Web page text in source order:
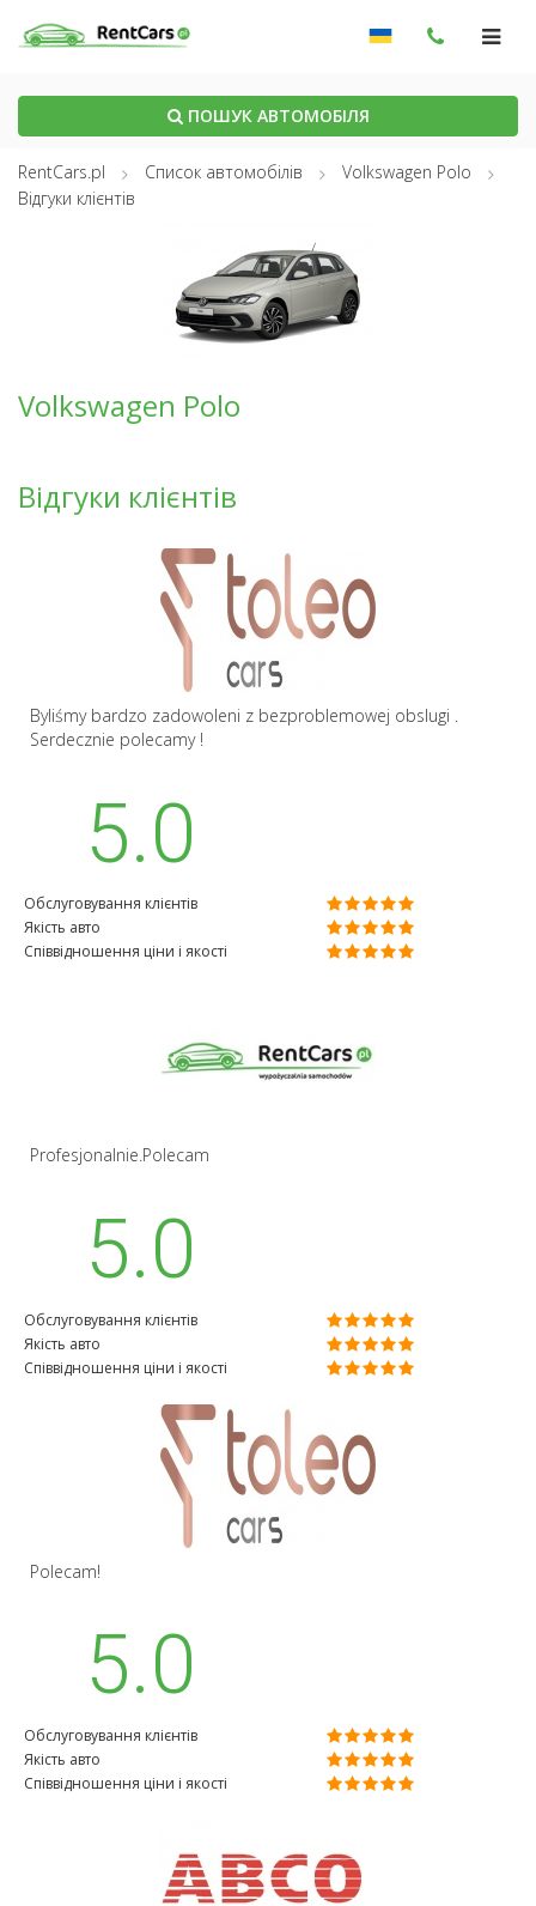
ПОШУК АВТОМОБІЛЯ
RentCars.pl Список автомобілів
Volkswagen Polo
Відгуки клієнтів
Volkswagen Polo
Відгуки клієнтів
Byliśmy bardzo zadowoleni z bezproblemowej obslugi .
Serdecznie polecamy !
5.0
Обслуговування клієнтів
Якість авто
Співвідношення ціни і якості
Profesjonalnie.Polecam
5.0
Обслуговування клієнтів
Якість авто
Співвідношення ціни і якості
Polecam!
5.0
Обслуговування клієнтів
Якість авто
Співвідношення ціни і якості